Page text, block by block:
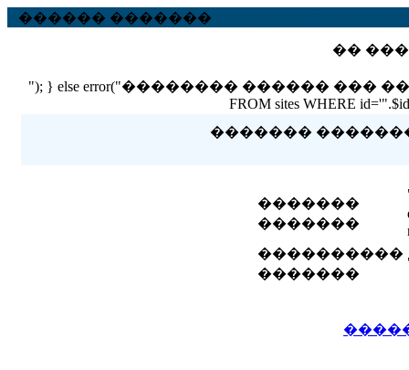
������ �������
��
"); } else error("�������� ������ ��� ������
FROM sites WHERE
�������
�������
�������
����������
�������